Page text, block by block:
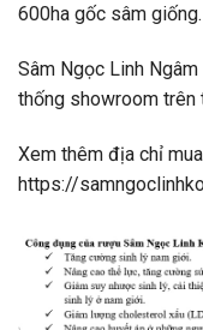
600ha gốc sâm giống.
Sâm Ngọc Linh
thống showroom trên
Xem thêm địa chỉ
https://